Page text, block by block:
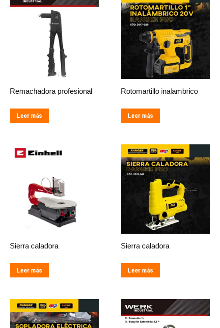
Remachadora profesional
Leer más
Rotomartillo inalambrico
Leer más
Sierra caladora
Leer más
Sierra caladora
Leer más